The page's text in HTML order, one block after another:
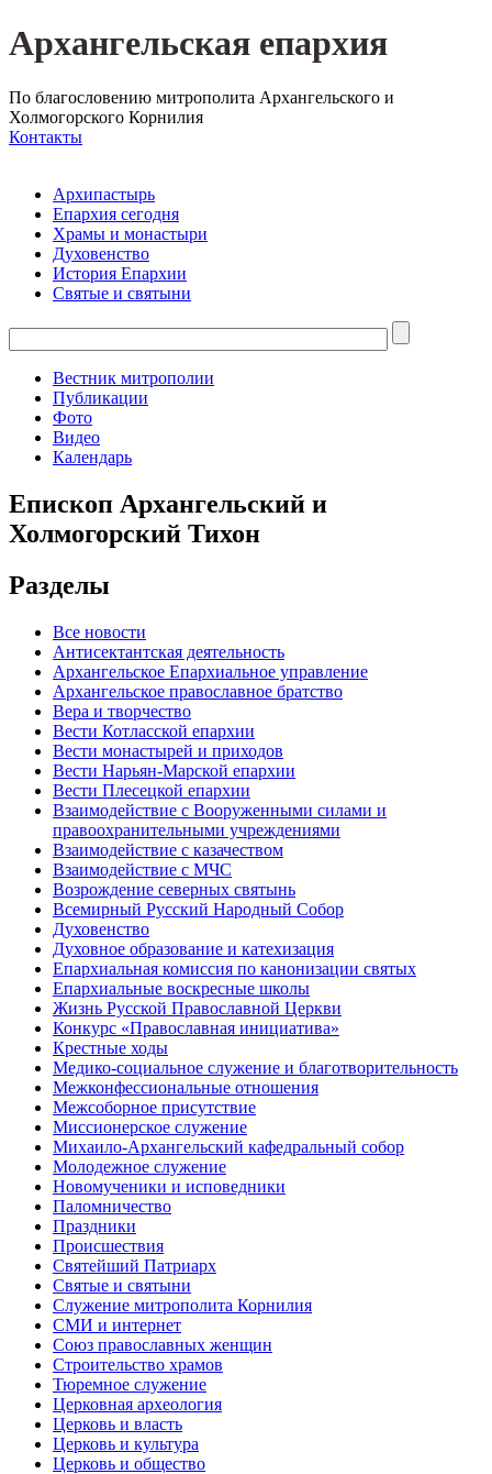
Архангельская епархия
По благословению митрополита Архангельского и
Холмогорского Корнилия
Контакты
Архипастырь
Епархия сегодня
Храмы и монастыри
Духовенство
История Епархии
Святые и святыни
Вестник митрополии
Публикации
Фото
Видео
Календарь
Епископ Архангельский и
Холмогорский Тихон
Разделы
Все новости
Антисектантская деятельность
Архангельское Епархиальное управление
Архангельское православное братство
Вера и творчество
Вести Котласской епархии
Вести монастырей и приходов
Вести Нарьян-Марской епархии
Вести Плесецкой епархии
Взаимодействие с Вооруженными силами и
правоохранительными учреждениями
Взаимодействие с казачеством
Взаимодействие с МЧС
Возрождение северных святынь
Всемирный Русский Народный Собор
Духовенство
Духовное образование и катехизация
Епархиальная комиссия по канонизации святых
Епархиальные воскресные школы
Жизнь Русской Православной Церкви
Конкурс «Православная инициатива»
Крестные ходы
Медико-социальное служение и благотворительность
Межконфессиональные отношения
Межсоборное присутствие
Миссионерское служение
Михаило-Архангельский кафедральный собор
Молодежное служение
Новомученики и исповедники
Паломничество
Праздники
Происшествия
Святейший Патриарх
Святые и святыни
Служение митрополита Корнилия
СМИ и интернет
Союз православных женщин
Строительство храмов
Тюремное служение
Церковная археология
Церковь и власть
Церковь и культура
Церковь и общество